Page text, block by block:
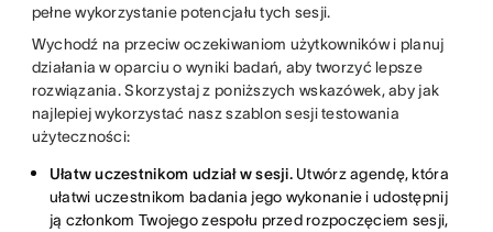
pełne wykorzystanie potencjału tych sesji.
Wychodź na przeciw oczekiwaniom użytkowników i planuj
działania w oparciu o wyniki badań, aby tworzyć lepsze
rozwiązania. Skorzystaj z poniższych wskazówek, aby jak
najlepiej wykorzystać nasz szablon sesji testowania
użyteczności:
Ułatw uczestnikom udział w sesji.Utwórz agendę, która
ułatwi uczestnikom badania jego wykonanie i udostępnij
ją członkom Twojego zespołu przed rozpoczęciem sesji,